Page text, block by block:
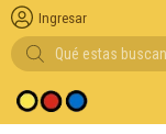
Búsqueda
de
productos
Ingresar